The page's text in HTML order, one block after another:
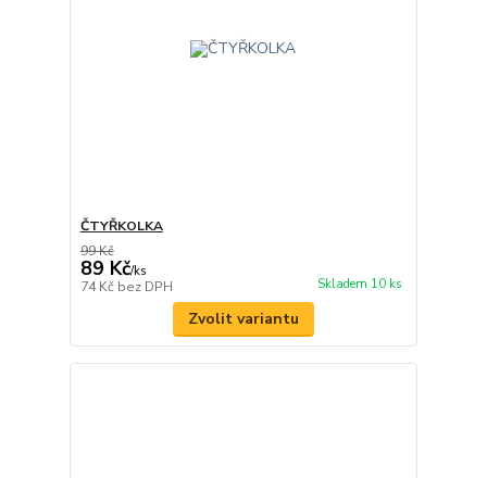
ČTYŘKOLKA
99 Kč
89 Kč/ks
74 Kč bez DPH Skladem 10 ks
Zvolit variantu